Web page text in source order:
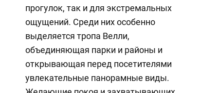
прогулок, так и для экстремальных
ощущений. Среди них особенно
выделяется тропа Велли,
объединяющая парки и районы и
открывающая перед посетителями
увлекательные панорамные виды.